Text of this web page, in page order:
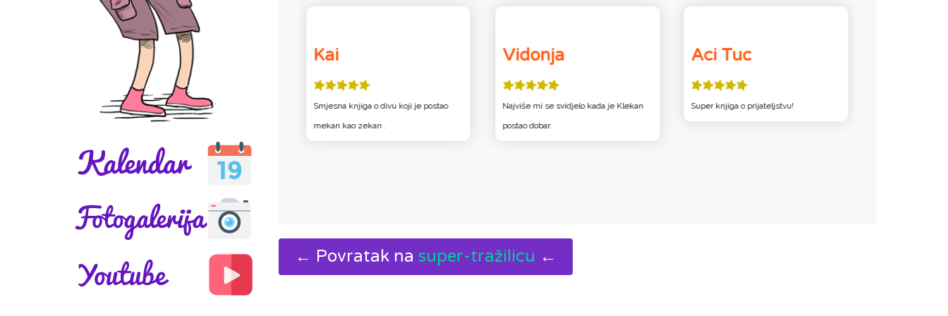
Katica
Najviše mi se u knjizi svidjelo Kad je
to što je šišmiš Siš pričao neobično.
Kai
Smjesna knjiga o divu koji je postao
mekan kao zekan .
Vidonja
Najviše mi se svidjelo kada je Klekan
postao dobar.
Aci Tuc
Super knjiga o prijateljstvu!
← Povratak na super-tražilicu ←